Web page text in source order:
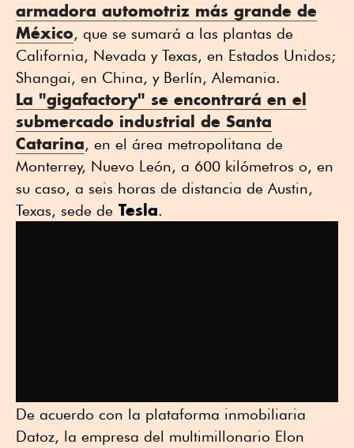
armadora automotriz más grande de
México, que se sumará a las plantas de
California, Nevada y Texas, en Estados Unidos;
Shangai, en China, y Berlín, Alemania.
La "gigafactory" se encontrará en el
submercado industrial de Santa
Catarina, en el área metropolitana de
Monterrey, Nuevo León, a 600 kilómetros o, en
su caso, a seis horas de distancia de Austin,
Texas, sede de Tesla.
De acuerdo con la plataforma inmobiliaria
Datoz, la empresa del multimillonario Elon